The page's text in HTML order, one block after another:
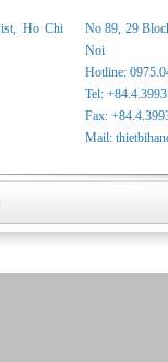
Ho Chi
No 89, 29
Noi
Hotline:
Tel:
Fax:
Mail: